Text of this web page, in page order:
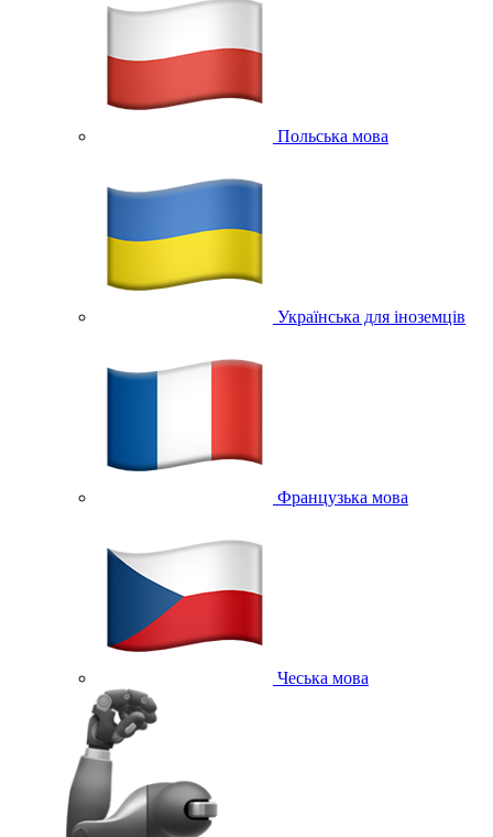
Польська мова
Українська для іноземців
Французька мова
Чеська мова